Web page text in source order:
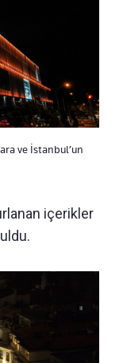
ve İstanbul’un
içerikler